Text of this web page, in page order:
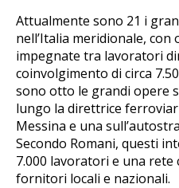
Attualmente sono 21 i
nell’Italia meridionale, con
impegnate tra lavoratori
coinvolgimento di circa
sono otto le grandi opere
lungo la direttrice
Messina e una
Secondo Romani, questi
7.000 lavoratori e una rete
fornitori locali e nazionali.